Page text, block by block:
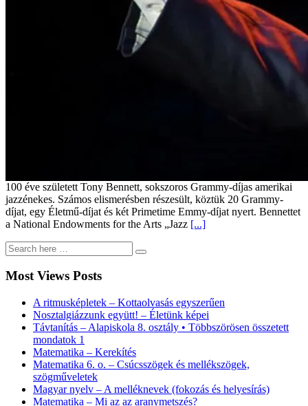
100 éve született Tony Bennett, sokszoros Grammy-díjas amerikai
jazzénekes. Számos elismerésben részesült, köztük 20 Grammy-
díjat, egy Életmű-díjat és két Primetime Emmy-díjat nyert. Bennettet
a National Endowments for the Arts „Jazz [...]
Most Views Posts
A ritmusképletek – Kottaolvasás egyszerűen
Nosztalgiázzunk együtt! – Életünk képei
Távtanítás – Alapiskola 8. osztály • Többszörösen összetett
mondatok 1
Matematika – Kerekítés
Matematika 6. o. – Csúcsszögek és mellékszögek,
szögműveletek
Magyar nyelv – A melléknevek (fokozás és helyesírás)
Matematika – Mi az az aranymetszés?